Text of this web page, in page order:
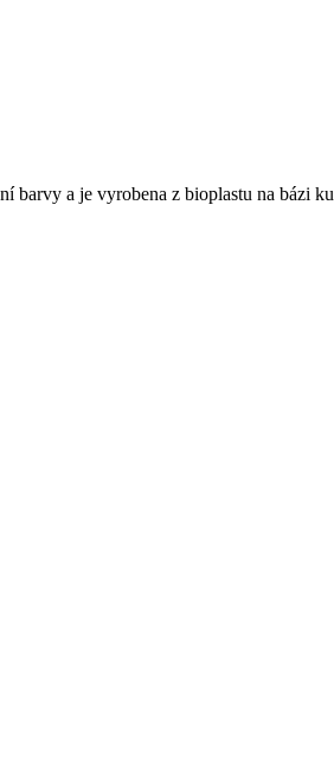
barvy a je vyrobena z bioplastu na bázi ku